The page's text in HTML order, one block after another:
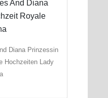
Diana Prinzessin
Hochzeiten Lady